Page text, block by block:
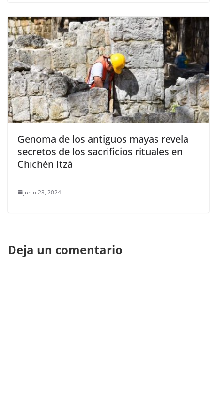
Genoma de los antiguos mayas revela
secretos de los sacrificios rituales en
Chichén Itzá
junio 23, 2024
Deja un comentario